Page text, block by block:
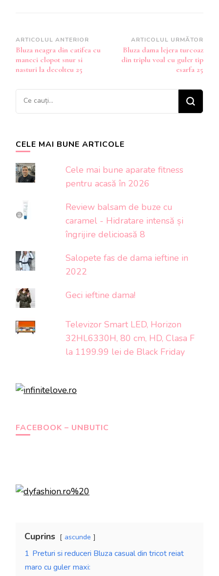
Navigare
în
articole
ARTICOLUL ANTERIOR
Bluza neagra din catifea cu
maneci clopot snur si
nasturi la decolteu 25
ARTICOLUL URMĂTOR
Bluza dama lejera turcoaz
din triplu voal cu guler tip
esarfa 25
Cauți
ceva?
CELE MAI BUNE ARTICOLE
Cele mai bune aparate fitness
pentru acasă în 2026
Review balsam de buze cu
caramel - Hidratare intensă și
îngrijire delicioasă 8
Salopete fas de dama ieftine in
2022
Geci ieftine dama!
Televizor Smart LED, Horizon
32HL6330H, 80 cm, HD, Clasa F
la 1199.99 lei de Black Friday
FACEBOOK – UNBUTIC
Cuprins ascunde
1 Preturi si reduceri Bluza casual din tricot reiat
maro cu guler maxi: